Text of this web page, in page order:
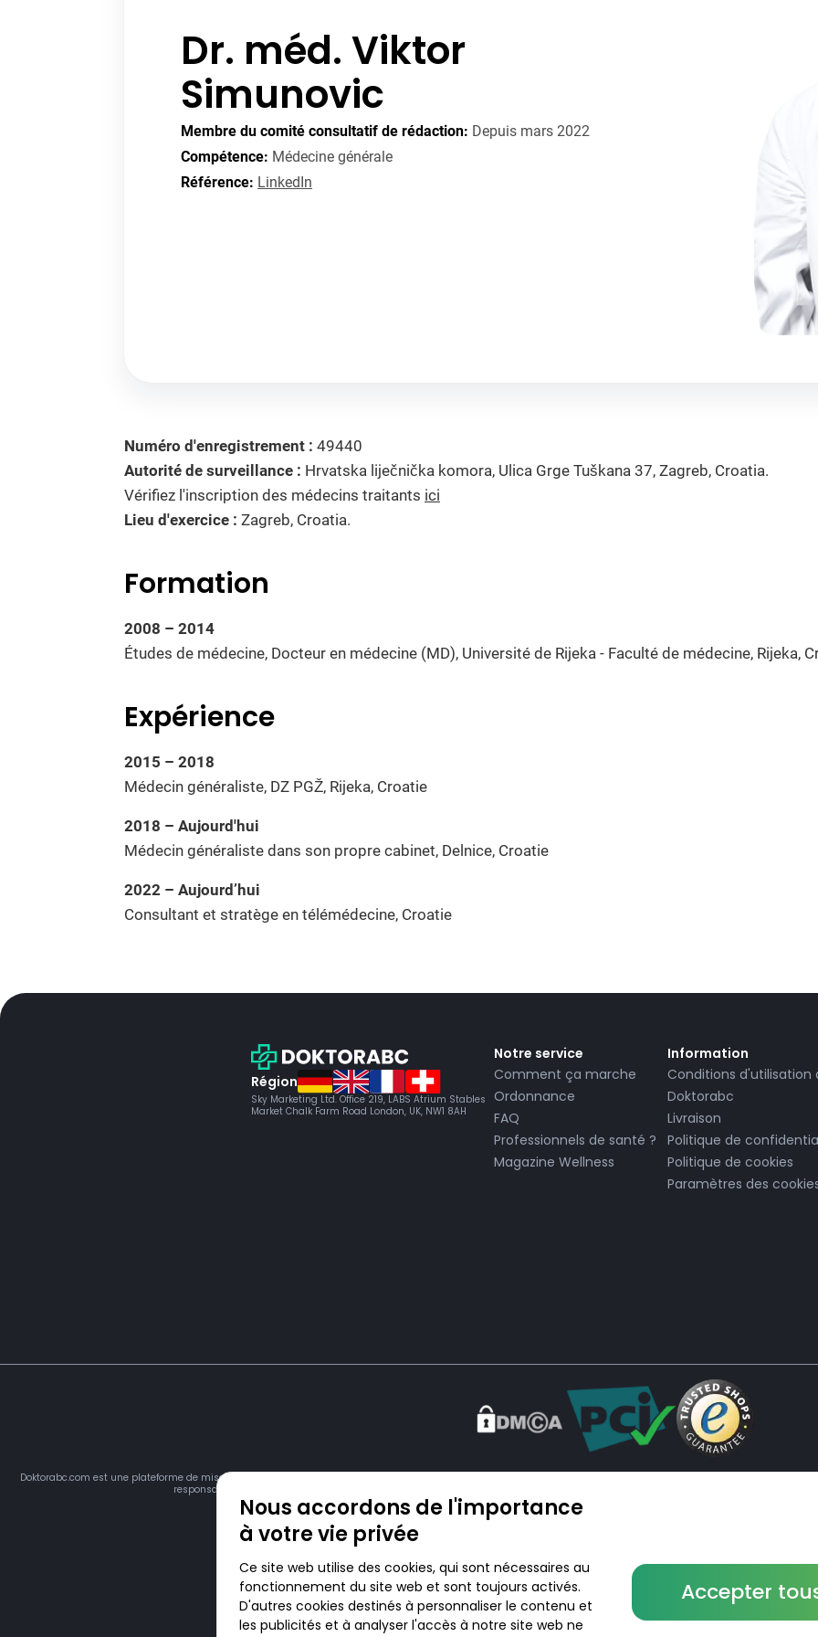
Dr. méd. Viktor
Simunovic
Membre du comité consultatif de rédaction: Depuis mars 2022
Compétence: Médecine générale
Référence: LinkedIn
Numéro d'enregistrement : 49440
Autorité de surveillance : Hrvatska liječnička komora, Ulica Grge Tuškana 37, Zagreb, Croatia.
Vérifiez l'inscription des médecins traitants ici
Lieu d'exercice : Zagreb, Croatia.
Formation
2008 – 2014
Études de médecine, Docteur en médecine (MD), Université de Rijeka - Faculté de médecine, Rijeka,
Expérience
2015 – 2018
Médecin généraliste, DZ PGŽ, Rijeka, Croatie
2018 – Aujourd'hui
Médecin généraliste dans son propre cabinet, Delnice, Croatie
2022 – Aujourd’hui
Consultant et stratège en télémédecine, Croatie
Région
Sky Marketing Ltd. Office 219, LABS Atrium Stables
Market Chalk Farm Road London, UK, NW1 8AH
Notre service
Comment ça marche
Ordonnance
FAQ
Professionnels de santé ?
Magazine Wellness
Information
Conditions d'utilisation
Doktorabc
Livraison
Politique de
Politique de cookies
Paramètres des
Doktorabc.com est une plateforme de mise en relation et n’est pas une pharmacie en ligne. Nous ne vendons ni ne livrons de médicaments ou autres produits. Les
responsable du respect des lois en vigueur dans votre pays. L’utilisation du site se fait à vos risques et sous votre responsabilité.
© 2026 DoktorABC.com
Nous accordons de l'importance
à votre vie privée
Ce site web utilise des cookies, qui sont nécessaires au
fonctionnement du site web et sont toujours activés.
D'autres cookies destinés à personnaliser le contenu et
les publicités et à analyser l'accès à notre site web ne
Accepter